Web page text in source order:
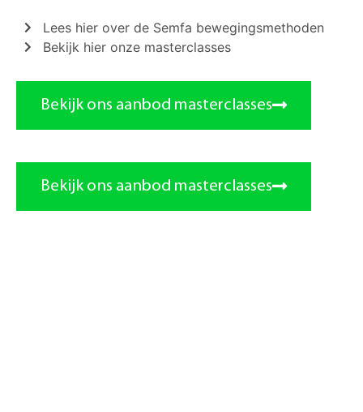
Lees hier over de Semfa bewegingsmethoden
Bekijk hier onze masterclasses
Bekijk ons aanbod masterclasses
Bekijk ons aanbod masterclasses